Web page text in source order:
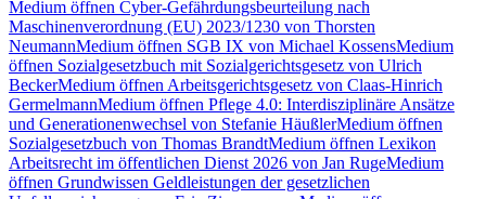
Medium öffnen Cyber-Gefährdungsbeurteilung nach
Maschinenverordnung (EU) 2023/1230 von Thorsten
NeumannMedium öffnen SGB IX von Michael KossensMedium
öffnen Sozialgesetzbuch mit Sozialgerichtsgesetz von Ulrich
BeckerMedium öffnen Arbeitsgerichtsgesetz von Claas-Hinrich
GermelmannMedium öffnen Pflege 4.0: Interdisziplinäre Ansätze
und Generationenwechsel von Stefanie HäußlerMedium öffnen
Sozialgesetzbuch von Thomas BrandtMedium öffnen Lexikon
Arbeitsrecht im öffentlichen Dienst 2026 von Jan RugeMedium
öffnen Grundwissen Geldleistungen der gesetzlichen